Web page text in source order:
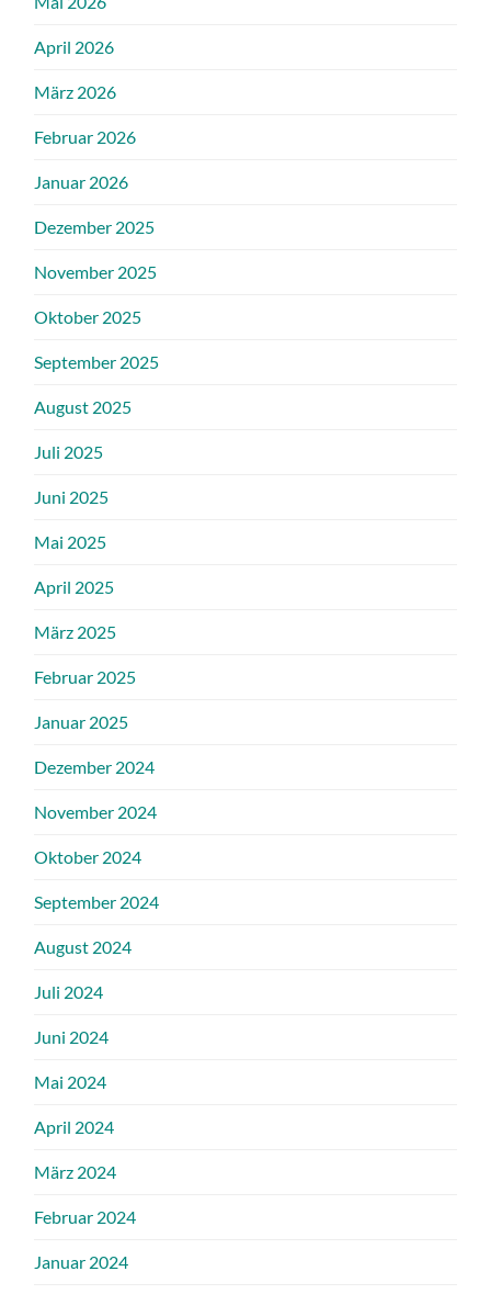
April 2026
März 2026
Februar 2026
Januar 2026
Dezember 2025
November 2025
Oktober 2025
September 2025
August 2025
Juli 2025
Juni 2025
Mai 2025
April 2025
März 2025
Februar 2025
Januar 2025
Dezember 2024
November 2024
Oktober 2024
September 2024
August 2024
Juli 2024
Juni 2024
Mai 2024
April 2024
März 2024
Februar 2024
Januar 2024